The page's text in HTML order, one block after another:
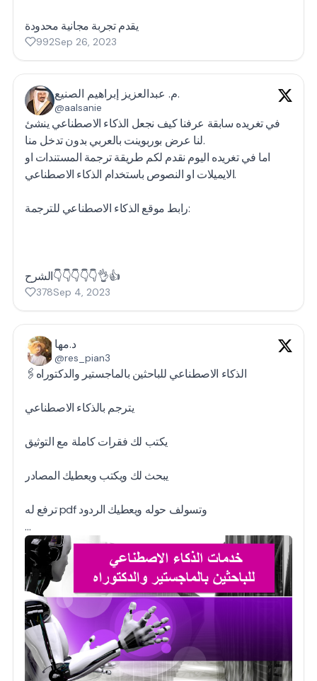
يقدم تجربة مجانية محدودة
992Sep 26, 2023
م. عبدالعزيز إبراهيم الصنيع.
@aalsanie
في تغريده سابقة عرفنا كيف نجعل الذكاء الاصطناعي ينشئ
لنا عرض بوربوينت بالعربي بدون تدخل منا.
اما في تغريده اليوم نقدم لكم طريقة ترجمة المستندات او
الايميلات او النصوص باستخدام الذكاء الاصطناعي.
رابط موقع الذكاء الاصطناعي للترجمة:
الشرح👇👇👇👇👇👌👍
378Sep 4, 2023
د.مها
@res_pian3
🖇️الذكاء الاصطناعي للباحثين بالماجستير والدكتوراه
يترجم بالذكاء الاصطناعي
يكتب لك فقرات كاملة مع التوثيق
يبحث لك ويكتب ويعطيك المصادر
ترفع له pdf وتسولف حوله ويعطيك الردود
…